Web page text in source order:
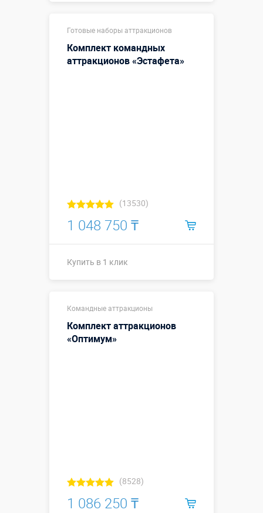
Размеры, м:
м; Поле
м
Готовые наборы аттракционов
Комплект командных
аттракционов «Эстафета»
(13530)
1 048 750 ₸
Купить в 1 клик
Командные аттракционы
Комплект аттракционов
«Оптимум»
(8528)
1 086 250 ₸